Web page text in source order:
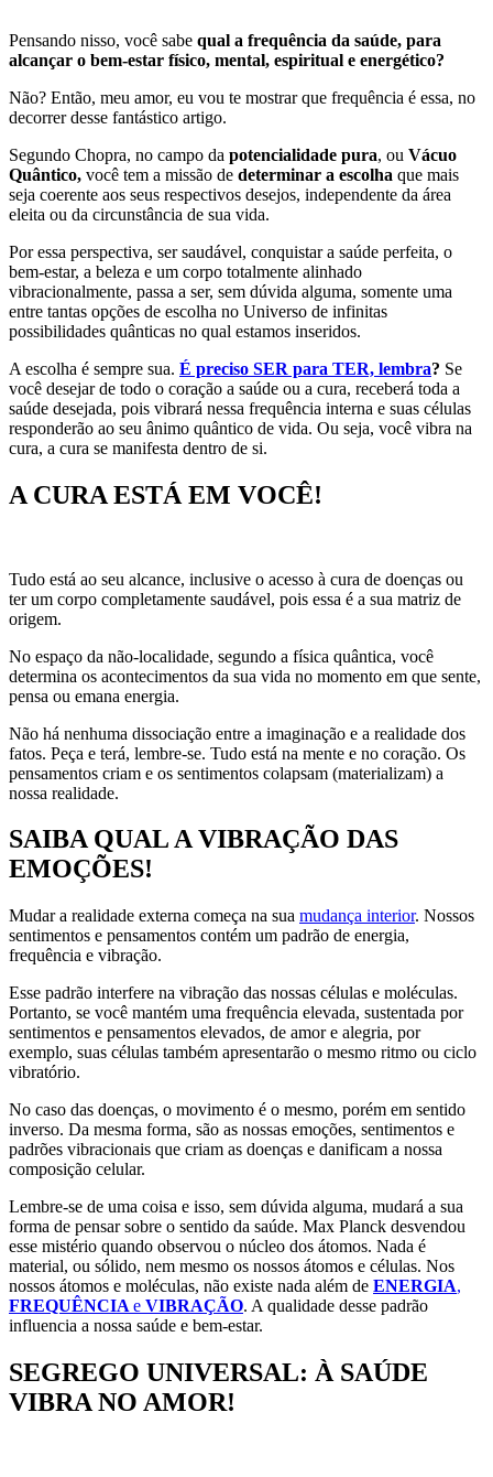
Pensando nisso, você sabe qual a frequência da saúde, para
alcançar o bem-estar físico, mental, espiritual e energético?
Não? Então, meu amor, eu vou te mostrar que frequência é essa, no
decorrer desse fantástico artigo.
Segundo Chopra, no campo da potencialidade pura, ou Vácuo
Quântico, você tem a missão de determinar a escolha que mais
seja coerente aos seus respectivos desejos, independente da área
eleita ou da circunstância de sua vida.
Por essa perspectiva, ser saudável, conquistar a saúde perfeita, o
bem-estar, a beleza e um corpo totalmente alinhado
vibracionalmente, passa a ser, sem dúvida alguma, somente uma
entre tantas opções de escolha no Universo de infinitas
possibilidades quânticas no qual estamos inseridos.
A escolha é sempre sua. É preciso SER para TER, lembra? Se
você desejar de todo o coração a saúde ou a cura, receberá toda a
saúde desejada, pois vibrará nessa frequência interna e suas células
responderão ao seu ânimo quântico de vida. Ou seja, você vibra na
cura, a cura se manifesta dentro de si.
A CURA ESTÁ EM VOCÊ!
Tudo está ao seu alcance, inclusive o acesso à cura de doenças ou
ter um corpo completamente saudável, pois essa é a sua matriz de
origem.
No espaço da não-localidade, segundo a física quântica, você
determina os acontecimentos da sua vida no momento em que sente,
pensa ou emana energia.
Não há nenhuma dissociação entre a imaginação e a realidade dos
fatos. Peça e terá, lembre-se. Tudo está na mente e no coração. Os
pensamentos criam e os sentimentos colapsam (materializam) a
nossa realidade.
SAIBA QUAL A VIBRAÇÃO DAS
EMOÇÕES!
Mudar a realidade externa começa na sua mudança interior. Nossos
sentimentos e pensamentos contém um padrão de energia,
frequência e vibração.
Esse padrão interfere na vibração das nossas células e moléculas.
Portanto, se você mantém uma frequência elevada, sustentada por
sentimentos e pensamentos elevados, de amor e alegria, por
exemplo, suas células também apresentarão o mesmo ritmo ou ciclo
vibratório.
No caso das doenças, o movimento é o mesmo, porém em sentido
inverso. Da mesma forma, são as nossas emoções, sentimentos e
padrões vibracionais que criam as doenças e danificam a nossa
composição celular.
Lembre-se de uma coisa e isso, sem dúvida alguma, mudará a sua
forma de pensar sobre o sentido da saúde. Max Planck desvendou
esse mistério quando observou o núcleo dos átomos. Nada é
material, ou sólido, nem mesmo os nossos átomos e células. Nos
nossos átomos e moléculas, não existe nada além de ENERGIA,
FREQUÊNCIA e VIBRAÇÃO. A qualidade desse padrão
influencia a nossa saúde e bem-estar.
SEGREGO UNIVERSAL: À SAÚDE
VIBRA NO AMOR!